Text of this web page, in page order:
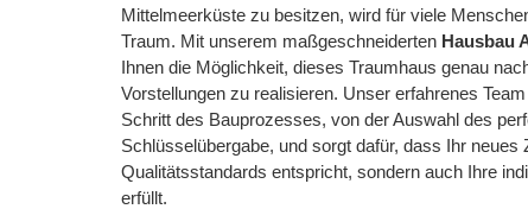
Mittelmeerküste zu besitzen, wird für viele
Traum. Mit unserem maßgeschneiderten Hausbau
Ihnen die Möglichkeit, dieses Traumhaus genau
Vorstellungen zu realisieren. Unser erfahrenes
Schritt des Bauprozesses, von der Auswahl des
Schlüsselübergabe, und sorgt dafür, dass Ihr neues
Qualitätsstandards entspricht, sondern auch Ihre
erfüllt.